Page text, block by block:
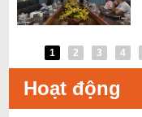
1 2 3 4
Hoạt động